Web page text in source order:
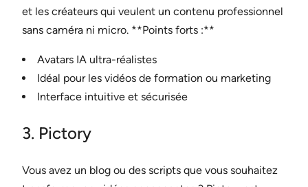
et les créateurs qui veulent un contenu professionnel
sans caméra ni micro. **Points forts :**
Avatars IA ultra-réalistes
Idéal pour les vidéos de formation ou marketing
Interface intuitive et sécurisée
3. Pictory
Vous avez un blog ou des scripts que vous souhaitez